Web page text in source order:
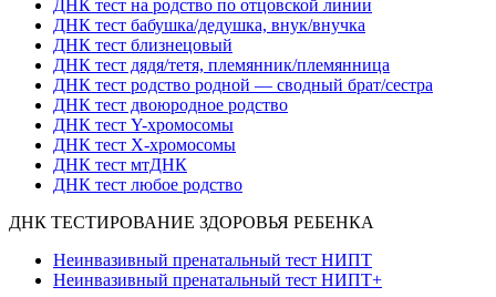
ДНК тест на родство по отцовской линии
ДНК тест бабушка/дедушка, внук/внучка
ДНК тест близнецовый
ДНК тест дядя/тетя, племянник/племянница
ДНК тест родство родной — сводный брат/сестра
ДНК тест двоюродное родство
ДНК тест Y-хромосомы
ДНК тест X-хромосомы
ДНК тест мтДНК
ДНК тест любое родство
ДНК ТЕСТИРОВАНИЕ ЗДОРОВЬЯ РЕБЕНКА
Неинвазивный пренатальный тест НИПТ
Неинвазивный пренатальный тест НИПТ+